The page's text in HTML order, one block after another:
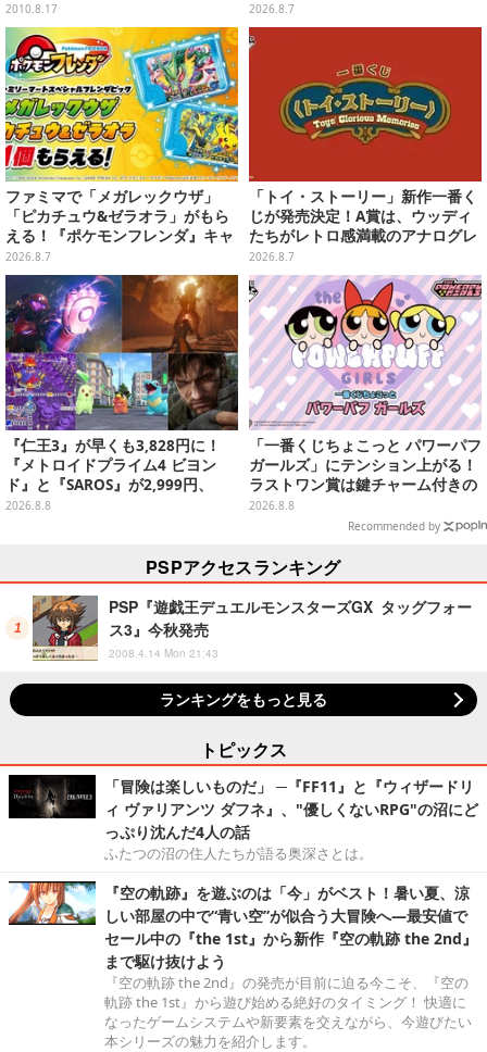
2010.8.17 ン全4種が8月下旬プライズ展開
2026.8.7
ファミマで「メガレックウザ」
「ピカチュウ&ゼラオラ」がもら
える！『ポケモンフレンダ』キャ
ンペーンが8月11日開始
2026.8.7
「トイ・ストーリー」新作一番く
じが発売決定！A賞は、ウッディ
たちがレトロ感満載のアナログレ
コード上を走る姿で立体化
2026.8.7
『仁王3』が早くも3,828円に！
『メトロイドプライム4 ビヨン
ド』と『SAROS』が2,999円、
『メタルギアソリッド Δ』は2,49
2026.8.8
「一番くじちょこっと パワーパフ
ガールズ」にテンション上がる！
ラストワン賞は鍵チャーム付きの
シール帳スペシャルセット
2026.8.8
Recommended by
PSPアクセスランキング
PSP『遊戯王デュエルモンスターズGX タッグフォー
ス3』今秋発売
2008.4.14 Mon 21:43
ランキングをもっと見る
トピックス
「冒険は楽しいものだ」 ─『FF11』と『ウィザードリ
ィ ヴァリアンツ ダフネ』、"優しくないRPG"の沼にど
っぷり沈んだ4人の話
ふたつの沼の住人たちが語る奥深さとは。
『空の軌跡』を遊ぶのは「今」がベスト！暑い夏、涼
しい部屋の中で“青い空”が似合う大冒険へ―最安値で
セール中の『the 1st』から新作『空の軌跡 the 2nd』
まで駆け抜けよう
『空の軌跡 the 2nd』の発売が目前に迫る今こそ、『空の
軌跡 the 1st』から遊び始める絶好のタイミング！ 快適に
なったゲームシステムや新要素を交えながら、今遊びたい
本シリーズの魅力を紹介します。